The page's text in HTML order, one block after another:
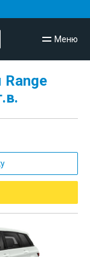
Меню
Range